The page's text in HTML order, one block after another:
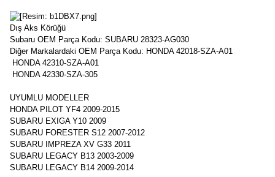
Dış Aks Körüğü
Subaru OEM Parça Kodu: SUBARU 28323-AG030
Diğer Markalardaki OEM Parça Kodu: HONDA 42018-SZA-A01
HONDA 42310-SZA-A01
HONDA 42330-SZA-305
UYUMLU MODELLER
HONDA PILOT YF4 2009-2015
SUBARU EXIGA Y10 2009
SUBARU FORESTER S12 2007-2012
SUBARU IMPREZA XV G33 2011
SUBARU LEGACY B13 2003-2009
SUBARU LEGACY B14 2009-2014